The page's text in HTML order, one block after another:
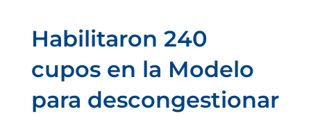
Habilitaron 240
cupos en la Modelo
para descongestionar